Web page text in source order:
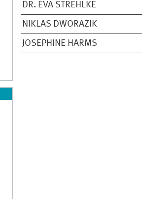
DR. EVA STREHLKE
NIKLAS DWORAZIK
JOSEPHINE HARMS